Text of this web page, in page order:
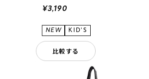
サキスポーツ 公式アプリ
ト・クーポンもこのアプリで！
¥3,190
比較する